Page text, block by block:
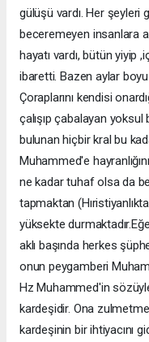
gülüşü vardı. Her şeyleri
beceremeyen insanlara
hayatı vardı, bütün yiyip
ibaretti. Bazen aylar boyu
Çoraplarını kendisi
çalışıp çabalayan
bulunan hiçbir kral bu
Muhammed'e
ne kadar tuhaf olsa da
tapmaktan
yüksekte
aklı başında herkes
onun peygamberi
Hz Muhammed'in
kardeşidir. Ona
kardeşinin bir ihtiyacını